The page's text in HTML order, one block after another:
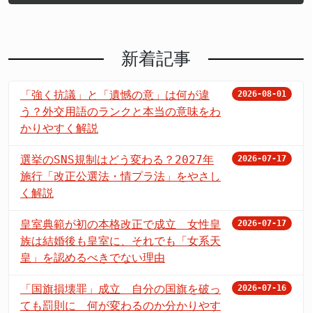
新着記事
「強く抗議」と「遺憾の意」は何が違
う？外交用語のランクと本当の意味をわ
かりやすく解説
2026-08-01
選挙のSNS規制はどう変わる？2027年
施行「改正公選法・情プラ法」をやさし
く解説
2026-07-17
皇室典範が初の本格改正で成立 女性皇
族は結婚後も皇室に、それでも「女系天
皇」を認めるべきでない理由
2026-07-17
「国旗損壊罪」成立 自分の国旗を破っ
ても罰則に 何が変わるのか分かりやす
2026-07-16